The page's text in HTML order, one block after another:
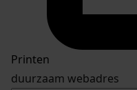
Printen
duurzaam webadres